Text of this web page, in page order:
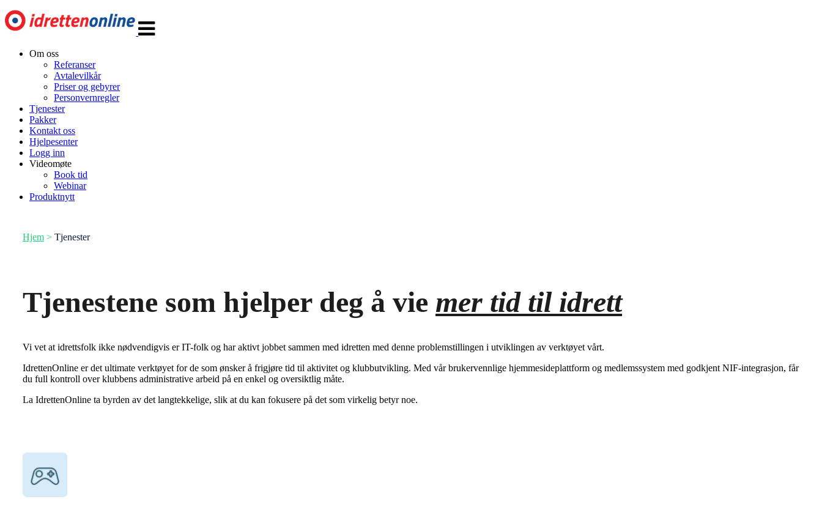
navigasjon
Om oss
Referanser
Avtalevilkår
Priser og gebyrer
Personvernregler
Tjenester
Pakker
Kontakt oss
Hjelpesenter
Logg inn
Videomøte
Book tid
Webinar
Produktnytt
Hjem > Tjenester
Tjenestene som hjelper deg å vie mer tid til idrett
Vi vet at idrettsfolk ikke nødvendigvis er IT-folk og har aktivt jobbet sammen med idretten med denne problemstillingen i utviklingen av verktøyet vårt.
IdrettenOnline er det ultimate verktøyet for de som ønsker å frigjøre tid til aktivitet og klubbutvikling. Med vår brukervennlige hjemmesideplattform og medlemssystem med godkjent NIF-integrasjon, får
du full kontroll over klubbens administrative arbeid på en enkel og oversiktlig måte.
La IdrettenOnline ta byrden av det langtekkelige, slik at du kan fokusere på det som virkelig betyr noe.